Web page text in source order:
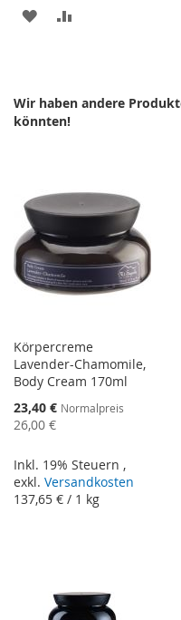
ZUR
Wir haben andere
könnten!
Körpercreme
Lavender-Chamomile,
Body Cream 170ml
Sonderangebot
23,40 € Normalpreis
26,00 €
Inkl. 19% Steuern ,
exkl. Versandkosten
137,65 € / 1 kg